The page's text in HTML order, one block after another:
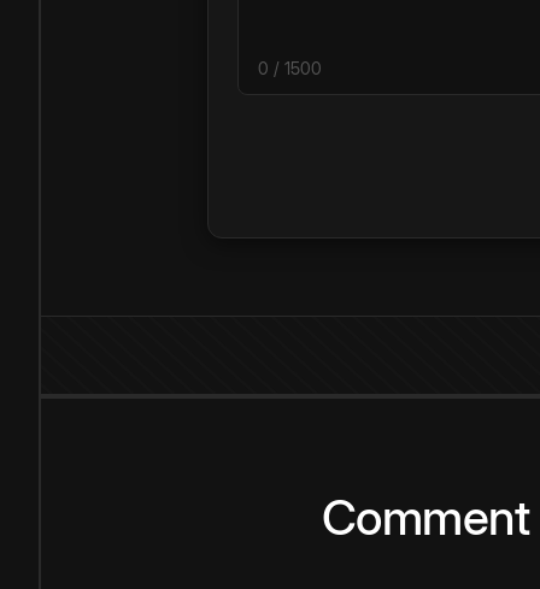
0 / 1500
Comment